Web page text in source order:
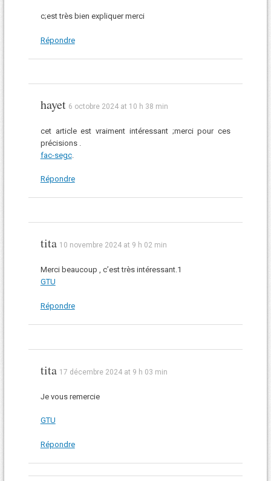
c;est très bien expliquer merci
Répondre
hayet 6 octobre 2024 at 10 h 38 min
cet article est vraiment intéressant ;merci pour ces
précisions .
fac-segc.
Répondre
tita 10 novembre 2024 at 9 h 02 min
Merci beaucoup , c’est très intéressant.1
GTU
Répondre
tita 17 décembre 2024 at 9 h 03 min
Je vous remercie
GTU
Répondre